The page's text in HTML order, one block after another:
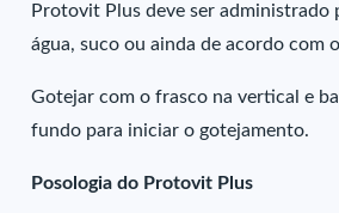
Protovit Plus deve ser administrado
água, suco ou ainda de acordo com
Gotejar com o frasco na vertical e
fundo para iniciar o gotejamento.
Posologia do Protovit Plus